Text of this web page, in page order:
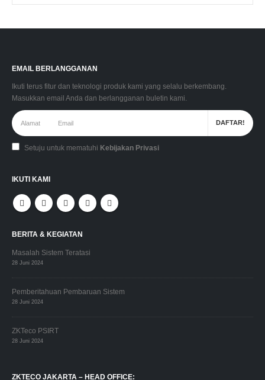
EMAIL BERLANGGANAN
Ikuti terus fitur dan teknologi produk kami yang selalu berkembang.
Masukkan email Anda dan berlangganan buletin kami.
Setuju untuk mematuhi Kebijakan Privasi
IKUTI KAMI
BERITA & KEGIATAN
Masalah Sistem Teratasi
28 Juni 2024
Pemberitahuan Pembaruan Sistem
28 Juni 2024
ZKTeco PSIRT
28 Juni 2024
ZKTECO JAKARTA – HEAD OFFICE: